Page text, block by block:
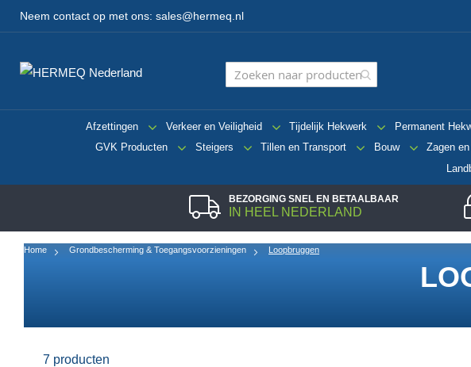
Neem contact op met ons: sales@hermeq.nl
Afzettingen Verkeer en Veiligheid Tijdelijk Hekwerk Permanent
GVK Producten
Steigers Tillen en Transport Bouw Zagen
BEZORGING SNEL EN BETAALBAAR
IN HEEL NEDERLAND
Home Grondbescherming & Toegangsvoorzieningen Loopbruggen
7 producten